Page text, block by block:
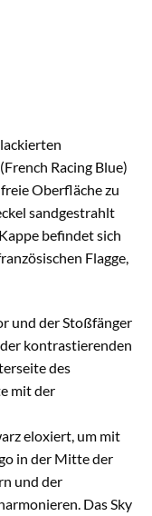
Racing Blue)
Oberfläche zu
sandgestrahlt
befindet sich
Flagge,
und der Stoßfänger
kontrastierenden
des
mit der
eloxiert, um mit
in der Mitte der
und der
Das Sky